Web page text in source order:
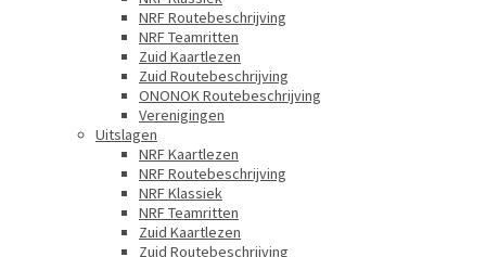
NRF Routebeschrijving
NRF Teamritten
Zuid Kaartlezen
Zuid Routebeschrijving
ONONOK Routebeschrijving
Verenigingen
Uitslagen
NRF Kaartlezen
NRF Routebeschrijving
NRF Klassiek
NRF Teamritten
Zuid Kaartlezen
Zuid Routebeschrijving